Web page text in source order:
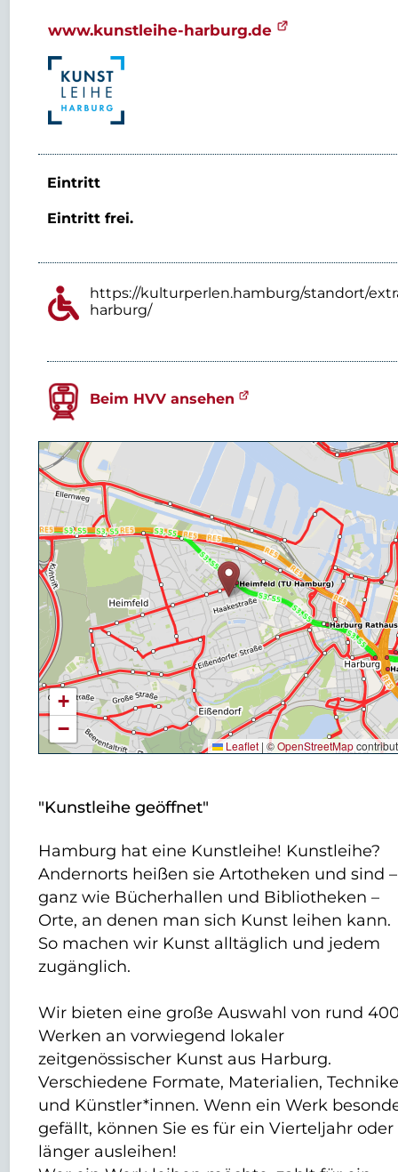
www.kunstleihe-harburg.de
Eintritt
Eintritt frei.
https://kulturperlen.hamburg/standort/
harburg/
Beim HVV ansehen
+
−
Leaflet | ©OpenStreetMap
"Kunstleihe geöffnet"
Hamburg hat eine Kunstleihe! Kunstleihe?
Andernorts heißen sie Artotheken und sind –
ganz wie Bücherhallen und Bibliotheken –
Orte, an denen man sich Kunst leihen kann.
So machen wir Kunst alltäglich und jedem
zugänglich.
Wir bieten eine große Auswahl von rund
Werken an vorwiegend lokaler
zeitgenössischer Kunst aus Harburg.
Verschiedene Formate, Materialien,
und Künstler*innen. Wenn ein Werk
gefällt, können Sie es für ein Vierteljahr oder
länger ausleihen!